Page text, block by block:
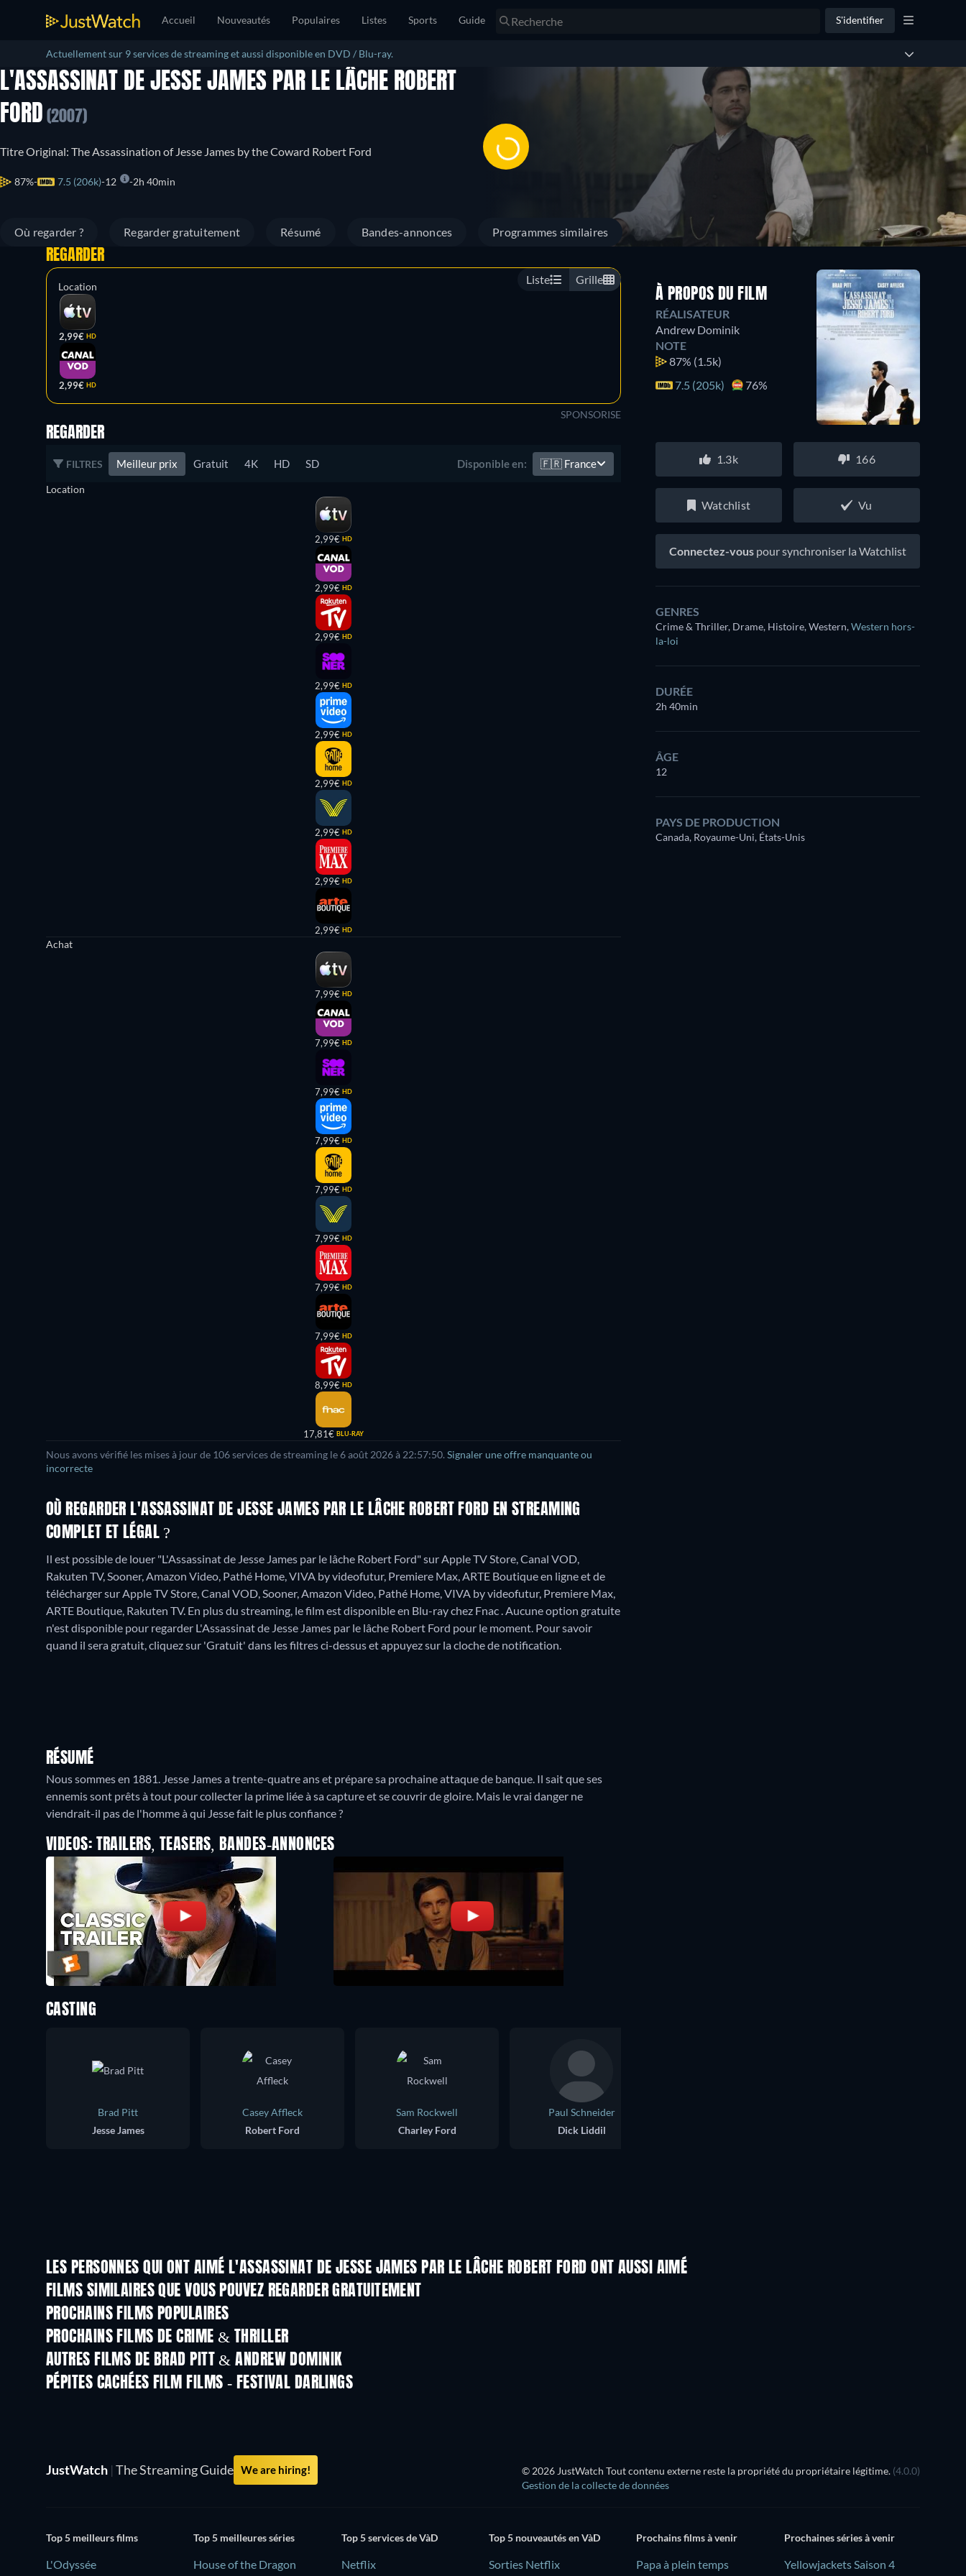
Accueil Nouveautés Populaires Listes Sports Guide S'identifier
Actuellement sur 9 services de streaming et aussi disponible en DVD / Blu-ray.
L'ASSASSINAT DE JESSE JAMES PAR LE LÂCHE ROBERT
FORD (2007)
Titre Original: The Assassination of Jesse James by the Coward Robert Ford
87% 7.5 (206k) 12 2h 40min
Où regarder ? Regarder gratuitement Résumé Bandes-annonces Programmes similaires
Liste Grille
REGARDER
Location
2,99€ HD
2,99€ HD
SPONSORISE
REGARDER
FILTRES Meilleur prix Gratuit 4K HD SD Disponible en: 🇫🇷 France
Location
2,99€ HD
2,99€ HD
2,99€ HD
2,99€ HD
2,99€ HD
2,99€ HD
2,99€ HD
2,99€ HD
2,99€ HD
Achat
7,99€ HD
7,99€ HD
7,99€ HD
7,99€ HD
7,99€ HD
7,99€ HD
7,99€ HD
7,99€ HD
8,99€ HD
17,81€ BLU-RAY
Nous avons vérifié les mises à jour de 106services de streaming le6 août 2026à 22:57:50. Signaler une offre manquante ou
incorrecte
OÙ REGARDER L'ASSASSINAT DE JESSE JAMES PAR LE LÂCHE ROBERT FORD EN STREAMING
COMPLET ET LÉGAL ?
Il est possible de louer "L'Assassinat de Jesse James par le lâche Robert Ford" sur Apple TV Store, Canal VOD,
Rakuten TV, Sooner, Amazon Video, Pathé Home, VIVA by videofutur, Premiere Max, ARTE Boutique en ligne et de
télécharger sur Apple TV Store, Canal VOD, Sooner, Amazon Video, Pathé Home, VIVA by videofutur, Premiere Max,
ARTE Boutique, Rakuten TV. En plus du streaming, le film est disponible en Blu-ray chez Fnac .Aucune option gratuite
n'est disponible pour regarder L'Assassinat de Jesse James par le lâche Robert Ford pour le moment. Pour savoir
quand il sera gratuit, cliquez sur 'Gratuit' dans les filtres ci-dessus et appuyez sur la cloche de notification.
RÉSUMÉ
Nous sommes en 1881. Jesse James a trente-quatre ans et prépare sa prochaine attaque de banque. Il sait que ses
ennemis sont prêts à tout pour collecter la prime liée à sa capture et se couvrir de gloire. Mais le vrai danger ne
viendrait-il pas de l'homme à qui Jesse fait le plus confiance ?
VIDEOS: TRAILERS, TEASERS, BANDES-ANNONCES
À PROPOS DU FILM
RÉALISATEUR
Andrew Dominik
NOTE
87% (1.5k)
7.5 (205k)
76%
1.3k 166
Watchlist Vu
Connectez-vous pour synchroniser la Watchlist
GENRES
Crime & Thriller, Drame, Histoire, Western,Western hors-
la-loi
DURÉE
2h 40min
ÂGE
12
PAYS DE PRODUCTION
Canada, Royaume-Uni, États-Unis
CASTING
Brad Pitt
Jesse James
Casey Affleck
Robert Ford
Sam Rockwell
Charley Ford
Paul Schneider
Dick Liddil
LES PERSONNES QUI ONT AIMÉ L'ASSASSINAT DE JESSE JAMES PAR LE LÂCHE ROBERT FORD ONT AUSSI AIMÉ
FILMS SIMILAIRES QUE VOUS POUVEZ REGARDER GRATUITEMENT
PROCHAINS FILMS POPULAIRES
PROCHAINS FILMS DE CRIME & THRILLER
AUTRES FILMS DE BRAD PITT & ANDREW DOMINIK
PÉPITES CACHÉES FILM FILMS - FESTIVAL DARLINGS
JustWatch | The Streaming Guide We are hiring! © 2026 JustWatch Tout contenu externe reste la propriété du propriétaire légitime. (4.0.0)
Gestion de la collecte de données
Top 5 meilleurs films
L'Odyssée
Top 5 meilleures séries
House of the Dragon
Top 5 services de VàD
Netflix
Top 5 nouveautés en VàD
Sorties Netflix
Prochains films à venir
‎Papa à plein temps
Prochaines séries à venir
Yellowjackets Saison 4